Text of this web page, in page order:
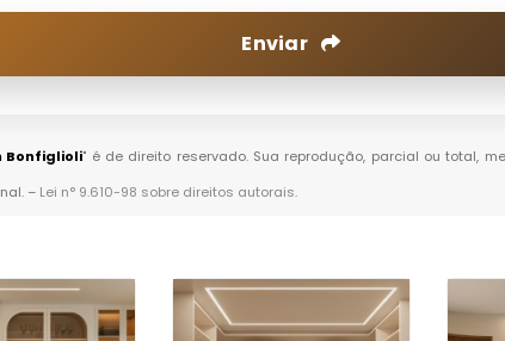
Enviar
Bonfiglioli" é de direito reservado. Sua reprodução, parcial ou total,
– Lei n° 9.610-98 sobre direitos autorais.